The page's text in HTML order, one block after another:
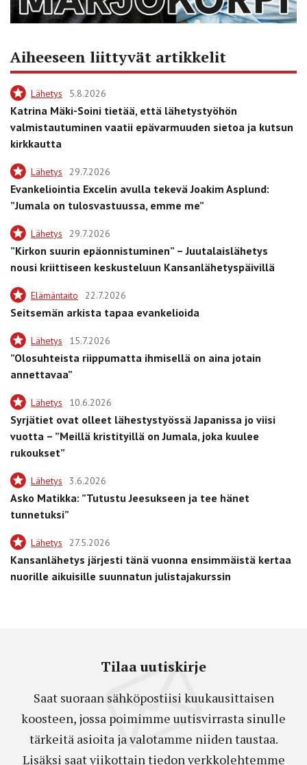
Aiheeseen liittyvät artikkelit
Lähetys 5.8.2026
Katrina Mäki-Soini tietää, että lähetystyöhön
valmistautuminen vaatii epävarmuuden sietoa ja kutsun
kirkkautta
Lähetys 29.7.2026
Evankeliointia Excelin avulla tekevä Joakim Asplund:
”Jumala on tulosvastuussa, emme me”
Lähetys 29.7.2026
”Kirkon suurin epäonnistuminen” – Juutalaislähetys
nousi kriittiseen keskusteluun Kansanlähetyspäivillä
Elämäntaito 22.7.2026
Seitsemän arkista tapaa evankelioida
Lähetys 15.7.2026
”Olosuhteista riippumatta ihmisellä on aina jotain
annettavaa”
Lähetys 10.6.2026
Syrjätiet ovat olleet lähestystyössä Japanissa jo viisi
vuotta – ”Meillä kristityillä on Jumala, joka kuulee
rukoukset”
Lähetys 3.6.2026
Asko Matikka: ”Tutustu Jeesukseen ja tee hänet
tunnetuksi”
Lähetys 27.5.2026
Kansanlähetys järjesti tänä vuonna ensimmäistä kertaa
nuorille aikuisille suunnatun julistajakurssin
Tilaa uutiskirje
Saat suoraan sähköpostiisi kuukausittaisen
koosteen, jossa poimimme uutisvirrasta sinulle
tärkeitä asioita ja valotamme niiden taustaa.
Lisäksi saat viikottain tiedon verkkolehtemme